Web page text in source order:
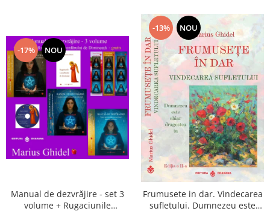
-17% NOU
Manual de dezvrăjire - set 3
volume + Rugaciunile
-13% NOU
Frumusete in dar. Vindecarea
sufletului. Dumnezeu este